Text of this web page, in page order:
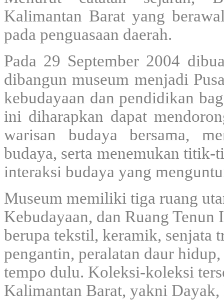
Kalimantan Barat yang
pada penguasaan daerah.
Pada 29 September 2004
dibangun museum menjadi
kebudayaan dan pendidikan
ini diharapkan dapat
warisan budaya bersama,
budaya, serta menemukan titik-
interaksi budaya yang
Museum memiliki tiga ruang
Kebudayaan, dan Ruang
berupa tekstil, keramik, senjata
pengantin, peralatan daur
tempo dulu. Koleksi-koleksi
Kalimantan Barat, yakni